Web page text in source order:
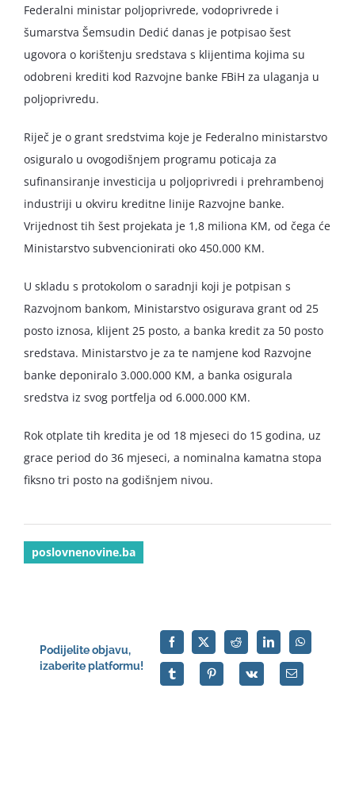
Federalni ministar poljoprivrede, vodoprivrede i
šumarstva Šemsudin Dedić danas je potpisao šest
ugovora o korištenju sredstava s klijentima kojima su
odobreni krediti kod Razvojne banke FBiH za ulaganja u
poljoprivredu.
Riječ je o grant sredstvima koje je Federalno ministarstvo
osiguralo u ovogodišnjem programu poticaja za
sufinansiranje investicija u poljoprivredi i prehrambenoj
industriji u okviru kreditne linije Razvojne banke.
Vrijednost tih šest projekata je 1,8 miliona KM, od čega će
Ministarstvo subvencionirati oko 450.000 KM.
U skladu s protokolom o saradnji koji je potpisan s
Razvojnom bankom, Ministarstvo osigurava grant od 25
posto iznosa, klijent 25 posto, a banka kredit za 50 posto
sredstava. Ministarstvo je za te namjene kod Razvojne
banke deponiralo 3.000.000 KM, a banka osigurala
sredstva iz svog portfelja od 6.000.000 KM.
Rok otplate tih kredita je od 18 mjeseci do 15 godina, uz
grace period do 36 mjeseci, a nominalna kamatna stopa
fiksno tri posto na godišnjem nivou.
poslovnenovine.ba
Podijelite objavu,
izaberite platformu!